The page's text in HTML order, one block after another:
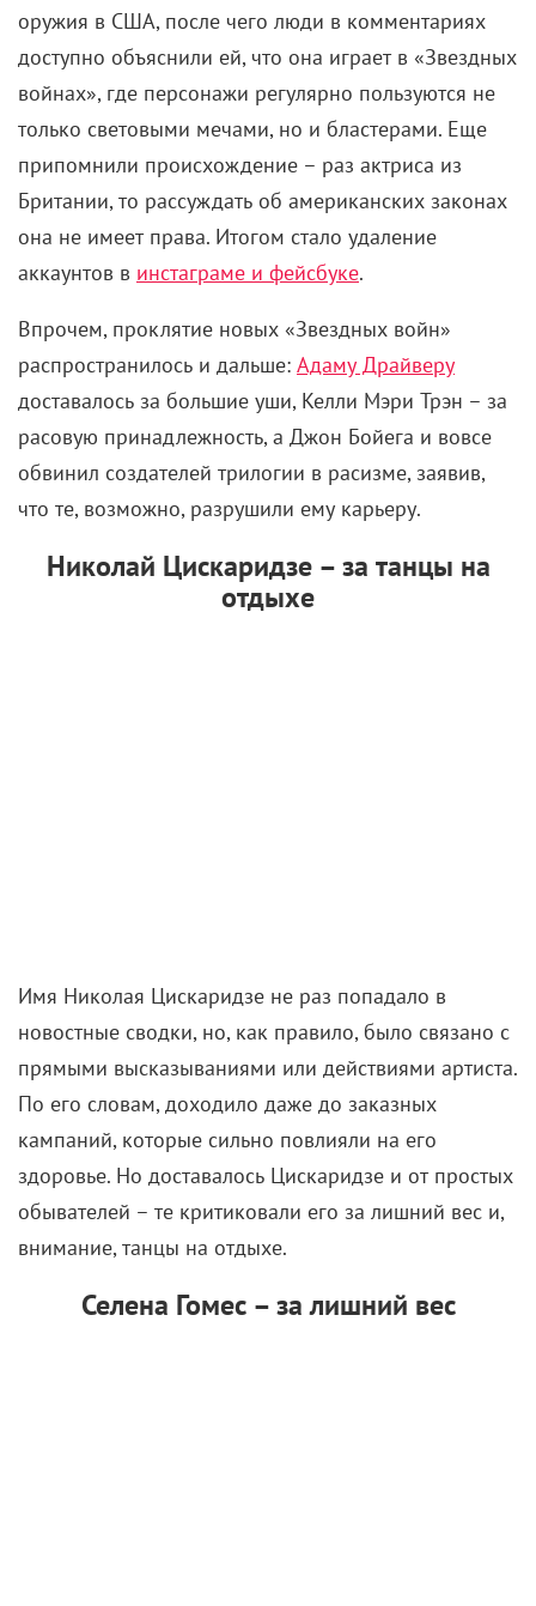
оружия в США, после чего люди в комментариях
доступно объяснили ей, что она играет в «Звездных
войнах», где персонажи регулярно пользуются не
только световыми мечами, но и бластерами. Еще
припомнили происхождение – раз актриса из
Британии, то рассуждать об американских законах
она не имеет права. Итогом стало удаление
аккаунтов в инстаграме и фейсбуке.
Впрочем, проклятие новых «Звездных войн»
распространилось и дальше: Адаму Драйверу
доставалось за большие уши, Келли Мэри Трэн – за
расовую принадлежность, а Джон Бойега и вовсе
обвинил создателей трилогии в расизме, заявив,
что те, возможно, разрушили ему карьеру.
Николай Цискаридзе – за танцы на
отдыхе
Имя Николая Цискаридзе не раз попадало в
новостные сводки, но, как правило, было связано с
прямыми высказываниями или действиями артиста.
По его словам, доходило даже до заказных
кампаний, которые сильно повлияли на его
здоровье. Но доставалось Цискаридзе и от простых
обывателей – те критиковали его за лишний вес и,
внимание, танцы на отдыхе.
Селена Гомес – за лишний вес